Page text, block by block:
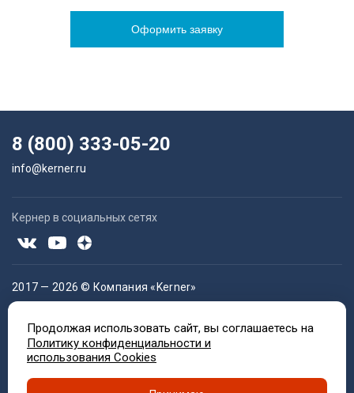
Оформить заявку
2017 — 2026 © Компания «Kerner»
Политика компании в отношении обработки персональных
данных
Кернер в социальных сетях
8 (800) 333-05-20
info@kerner.ru
Продолжая использовать сайт, вы соглашаетесь на
Политику конфиденциальности и
использования Cookies